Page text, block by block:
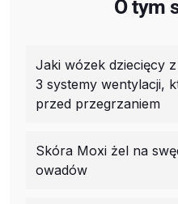
O tym
Jaki wózek dziecięcy
3 systemy wentylacji,
przed przegrzaniem
Skóra Moxi żel na
owadów